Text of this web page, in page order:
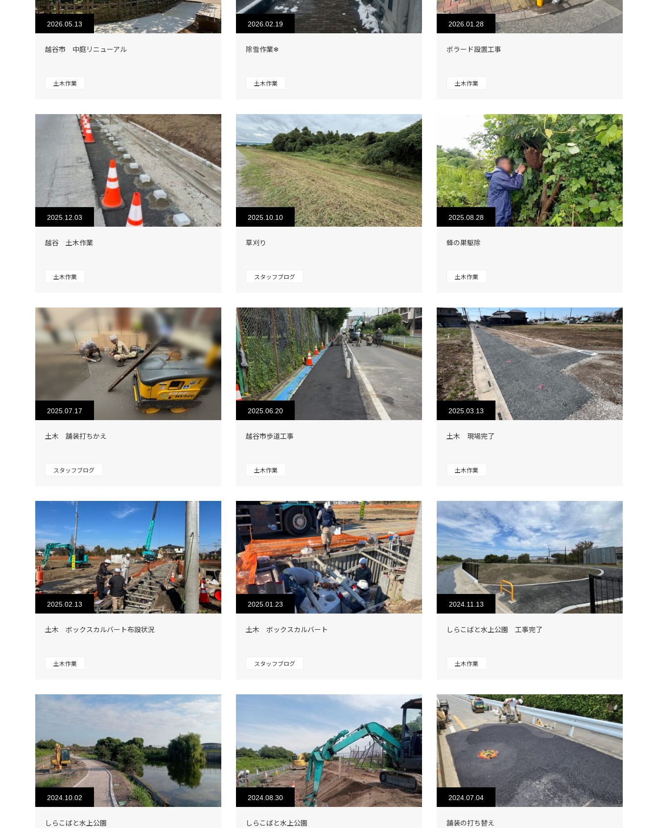
2026.05.13
越谷市 中庭リニューアル
土木作業
2026.02.19
除雪作業❄
土木作業
2026.01.28
ボラード設置工事
土木作業
2025.12.03
越谷 土木作業
土木作業
2025.10.10
草刈り
スタッフブログ
2025.08.28
蜂の巣駆除
土木作業
2025.07.17
土木 舗装打ちかえ
スタッフブログ
2025.06.20
越谷市歩道工事
土木作業
2025.03.13
土木 現場完了
土木作業
2025.02.13
土木 ボックスカルバート布設状況
土木作業
2025.01.23
土木 ボックスカルバート
スタッフブログ
2024.11.13
しらこばと水上公園 工事完了
土木作業
2024.10.02
しらこばと水上公園
2024.08.30
しらこばと水上公園
2024.07.04
舗装の打ち替え